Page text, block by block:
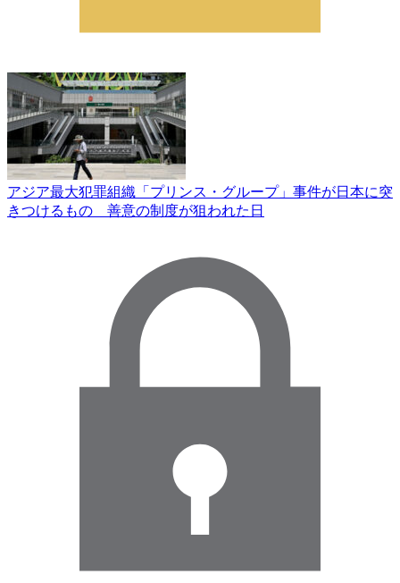
アジア最大犯罪組織「プリンス・グループ」事件が日本に突
きつけるもの 善意の制度が狙われた日